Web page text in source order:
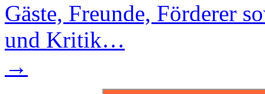
Gäste, Freunde, Förderer
und Kritik…
→